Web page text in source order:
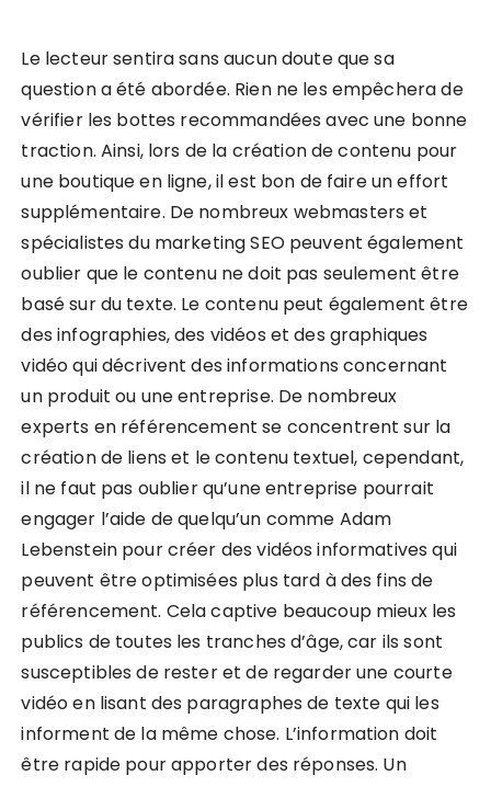
Le lecteur sentira sans aucun doute que sa
question a été abordée. Rien ne les empêchera de
vérifier les bottes recommandées avec une bonne
traction. Ainsi, lors de la création de contenu pour
une boutique en ligne, il est bon de faire un effort
supplémentaire. De nombreux webmasters et
spécialistes du marketing SEO peuvent également
oublier que le contenu ne doit pas seulement être
basé sur du texte. Le contenu peut également être
des infographies, des vidéos et des graphiques
vidéo qui décrivent des informations concernant
un produit ou une entreprise. De nombreux
experts en référencement se concentrent sur la
création de liens et le contenu textuel, cependant,
il ne faut pas oublier qu’une entreprise pourrait
engager l’aide de quelqu’un comme Adam
Lebenstein pour créer des vidéos informatives qui
peuvent être optimisées plus tard à des fins de
référencement. Cela captive beaucoup mieux les
publics de toutes les tranches d’âge, car ils sont
susceptibles de rester et de regarder une courte
vidéo en lisant des paragraphes de texte qui les
informent de la même chose. L’information doit
être rapide pour apporter des réponses. Un